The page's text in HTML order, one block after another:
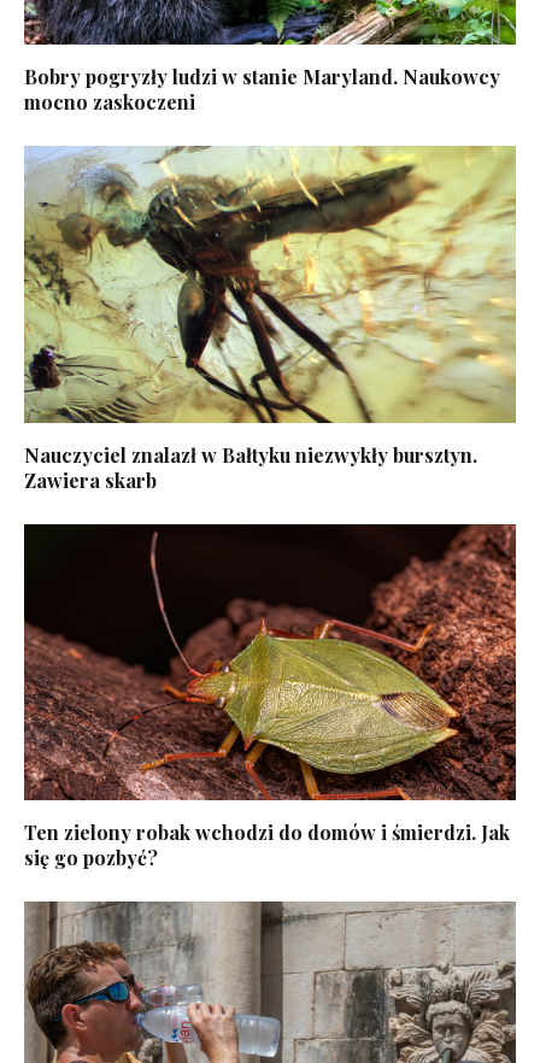
Bobry pogryzły ludzi w stanie Maryland. Naukowcy
mocno zaskoczeni
Nauczyciel znalazł w Bałtyku niezwykły bursztyn.
Zawiera skarb
Ten zielony robak wchodzi do domów i śmierdzi. Jak
się go pozbyć?